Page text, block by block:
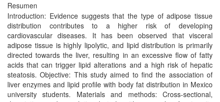
Resumen
Introduction: Evidence suggests that the type of adipose tissue
distribution contributes to a higher risk of developing
cardiovascular diseases. It has been observed that visceral
adipose tissue is highly lipolytic, and lipid distribution is primarily
directed towards the liver, resulting in an excessive flow of fatty
acids that can trigger lipid alterations and a high risk of hepatic
steatosis. Objective: This study aimed to find the association of
liver enzymes and lipid profile with body fat distribution in Mexico
university students. Materials and methods: Cross-sectional,